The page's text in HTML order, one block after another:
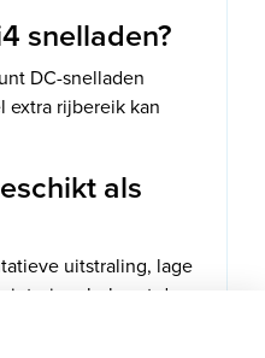
snelladen?
DC-snelladen
extra rijbereik kan
als
uitstraling, lage
interieur behoort de